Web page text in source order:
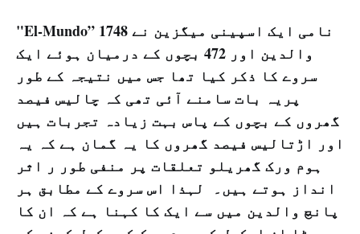
"El-Mundo” نامی ایک اسپینی میگزین نے 1748
والدین اور 472 بچوں کے درمیان ہوئے ایک
سروے کا ذکر کیا تھا جس میں نتیجہ کے طور
پریہ بات سامنے آئی تھی کہ چالیس فیصد
گھروں کے بچوں کے پاس بہت زیادہ تجربات ہیں
اور اڑتالیس فیصد گھروں کا یہ گمان ہے کہ یہ
ہوم ورک گھریلو تعلقات پر منفی طور ر اثر
انداز ہوتے ہیں۔ لہذا اس سروے کے مطابق ہر
پانچ والدین میں سے ایک کا کہنا ہے کہ ان کا